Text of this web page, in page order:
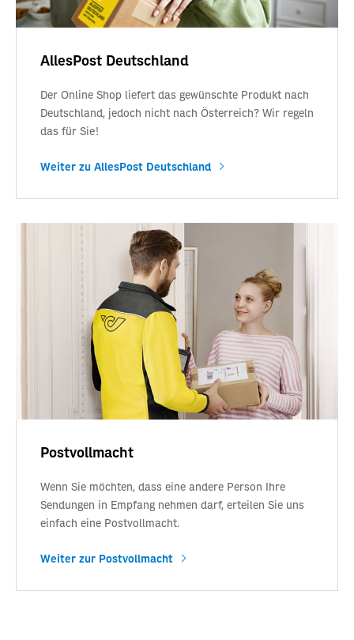
AllesPost Deutschland
Der Online Shop liefert das gewünschte Produkt nach
Deutschland, jedoch nicht nach Österreich? Wir regeln
das für Sie!
Weiter zu AllesPost Deutschland
Postvollmacht
Wenn Sie möchten, dass eine andere Person Ihre
Sendungen in Empfang nehmen darf, erteilen Sie uns
einfach eine Postvollmacht.
Weiter zur Postvollmacht